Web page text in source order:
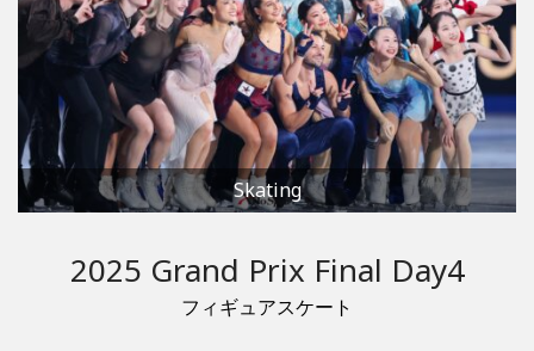
Skating
2025 Grand Prix Final Day4
フィギュアスケート